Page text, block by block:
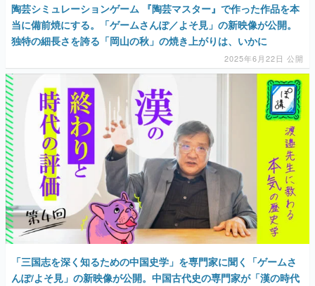
「経験値」「裏技」「ラスボス」… ゲームにまつわる言葉
の起源や用法の変遷を、コンピューター文化史研究家・タ
イニーP氏が徹底調査。
カテゴリ
特集記事
マンガ
女性向け
アプリレビュー
その他
電ファミニコゲーマーとは？
運営：株式会社マレ
陶芸シミュレーションゲーム 『陶芸マスター』で作った作品を本
当に備前焼にする。「ゲームさんぽ／よそ見」の新映像が公開。
独特の細長さを誇る「岡山の秋」の焼き上がりは、いかに
2025年6月22日 公開
「三国志を深く知るための中国史学」を専門家に聞く「ゲームさ
んぽ/よそ見」の新映像が公開。中国古代史の専門家が「漢の時代